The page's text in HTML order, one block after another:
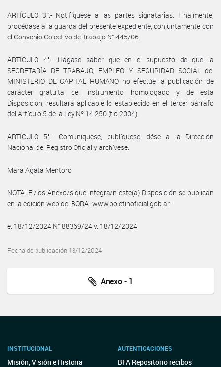
ARTÍCULO 3°.- Notifíquese a las partes signatarias. Finalmente,
procédase a la guarda del presente expediente, conjuntamente con
el Convenio Colectivo de Trabajo N° 445/06.
ARTÍCULO 4°.- Hágase saber que en el supuesto de que la
SECRETARÍA DE TRABAJO, EMPLEO Y SEGURIDAD SOCIAL del
MINISTERIO DE CAPITAL HUMANO no efectúe la publicación de
carácter gratuita del instrumento homologado y de esta
Disposición, resultará aplicable lo establecido en el tercer párrafo
del Artículo 5 de la Ley Nº 14.250 (t.o.2004).
ARTÍCULO 5°.- Comuníquese, publíquese, dése a la Dirección
Nacional del Registro Oficial y archívese.
Mara Agata Mentoro
NOTA: El/los Anexo/s que integra/n este(a) Disposición se publican
en la edición web del BORA -www.boletinoficial.gob.ar-
e. 18/12/2024 N° 88369/24 v. 18/12/2024
Fecha de publicación 18/12/2024
Anexo - 1
INSTITUCIONAL
Misión, Visión e Historia
AUTENTICACIONES
BFA Repositorio recibos